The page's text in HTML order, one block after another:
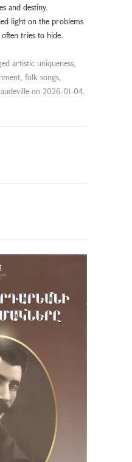
and destiny.
light on the problems
tries to hide.
artistic uniqueness,
, folk songs,
on 2026-01-04.